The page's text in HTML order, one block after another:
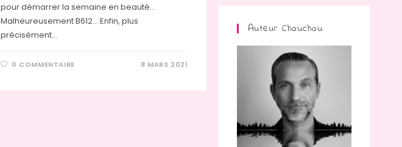
pour démarrer la semaine en beauté...
Malheureusement B612... Enfin, plus
précisément…
0 COMMENTAIRE 8 MARS 2021
Auteur Chouchou